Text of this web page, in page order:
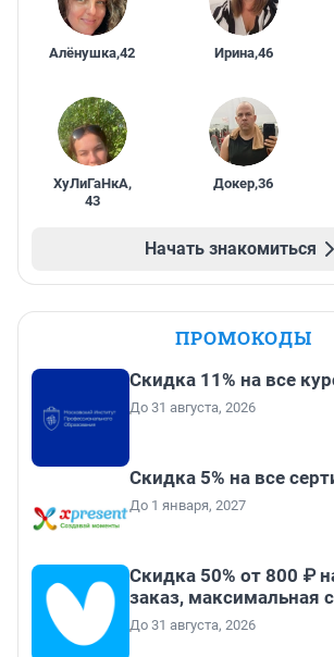
Алёнушка,42 Ирина,46
ХуЛиГаНкА,
43
Докер,36
Начать знакомиться
ПРОМОКОДЫ
Скидка 11% на все
До 31 августа, 2026
Скидка 5% на все
До 1 января, 2027
Скидка 50% от 800 ₽
заказ, максимальная
До 31 августа, 2026